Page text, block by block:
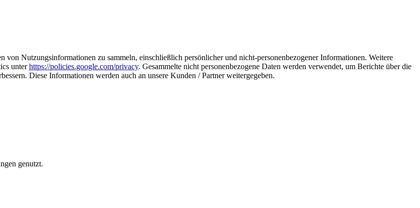
Nutzungsinformationen zu sammeln, einschließlich persönlicher und nicht-personenbezogener Informationen. Weitere
unterhttps://policies.google.com/privacy. Gesammelte nicht personenbezogene Daten werden verwendet, um Berichte über die
Diese Informationen werden auch an unsere Kunden / Partner weitergegeben.
genutzt.